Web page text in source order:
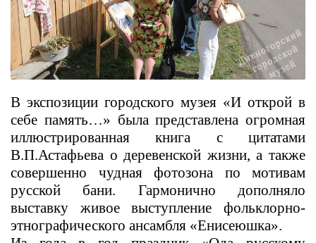
В экспозиции городского музея «И открой в
себе память…» была представлена огромная
иллюстрированная книга с цитатами
В.П.Астафьева о деревенской жизни, а также
совершенно чудная фотозона по мотивам
русской бани. Гармонично дополняло
выставку живое выступление фольклорно-
этнографического ансамбля «Енисеюшка».